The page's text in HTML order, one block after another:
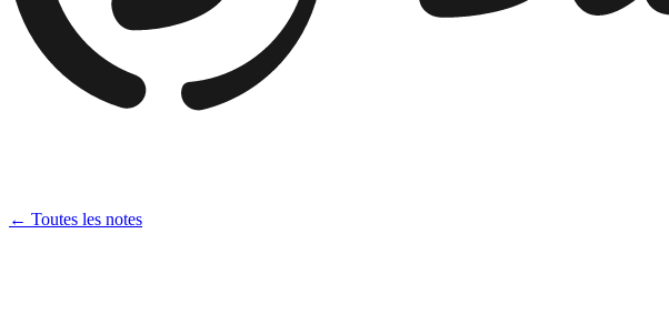
← Toutes les notes